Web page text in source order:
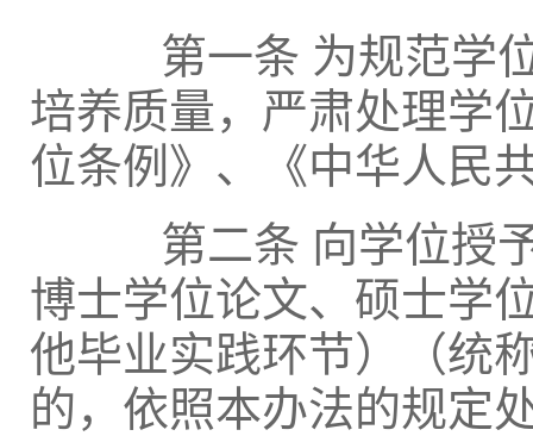
第一条 为规范学位
培养质量，严肃处理学
位条例》、《中华人民
第二条 向学位授予
博士学位论文、硕士学
他毕业实践环节）（统
的，依照本办法的规定